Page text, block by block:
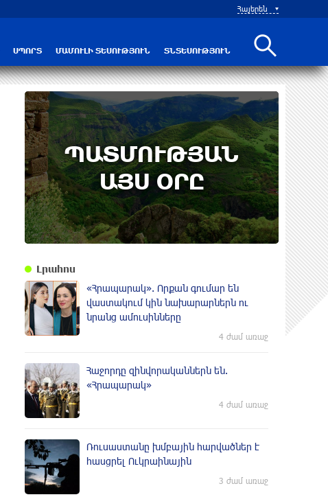
Հայերեն
ՍՊՈՐՏ ՄԱՄՈՒԼԻ ՏԵՍՈՒԹՅՈՒՆ ՏՆՏԵՍՈՒԹՅՈՒՆ
ՊԱՏՄՈՒԹՅԱՆ
ԱՅՍ ՕՐԸ
8th of August
Բոյակի ճակատամարտի օր.
պատմության այս օրը (7 օգոստոս)
Լրահոս
«Հրապարակ». Որքան գումար են
վաստակում կին նախարարներն ու
նրանց ամուսինները
4 ժամ առաջ
Հաջորդը զինվորականներն են.
«Հրապարակ»
4 ժամ առաջ
Ռուսաստանը խմբային հարվածներ է
հասցրել Ուկրաինային
3 ժամ առաջ